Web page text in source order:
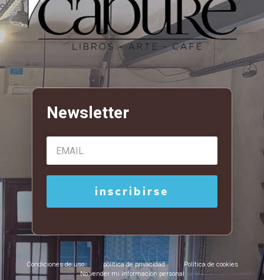
Condiciones de uso política de privacidad
Política de cookies
No vender mi información personal